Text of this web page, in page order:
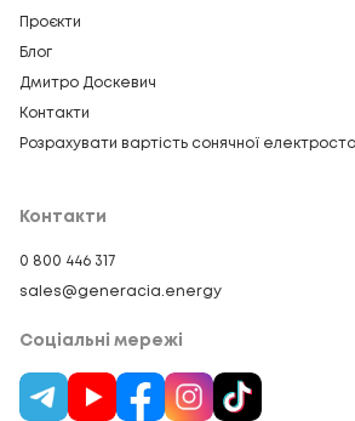
Проєкти
Блог
Дмитро Доскевич
Контакти
Розрахувати вартість сонячної
Контакти
0 800 446 317
sales@generacia.energy
Соціальні мережі